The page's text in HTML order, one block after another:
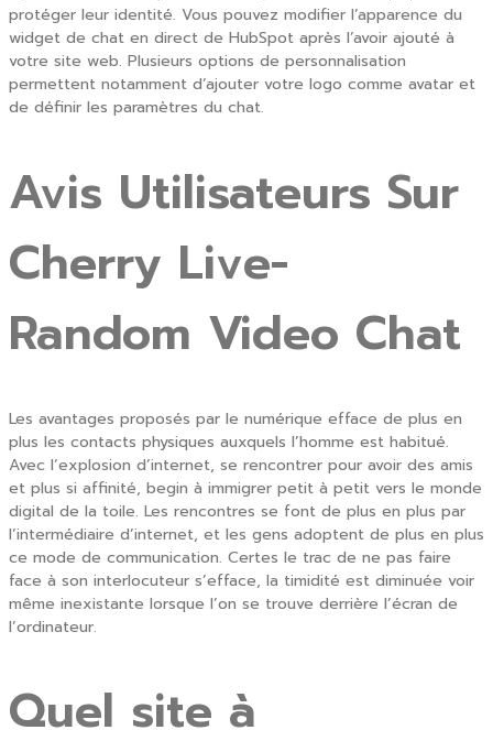
protéger leur identité. Vous pouvez modifier l’apparence du
widget de chat en direct de HubSpot après l’avoir ajouté à
votre site web. Plusieurs options de personnalisation
permettent notamment d’ajouter votre logo comme avatar et
de définir les paramètres du chat.
Avis Utilisateurs Sur
Cherry Live-
Random Video Chat
Les avantages proposés par le numérique efface de plus en
plus les contacts physiques auxquels l’homme est habitué.
Avec l’explosion d’internet, se rencontrer pour avoir des amis
et plus si affinité, begin à immigrer petit à petit vers le monde
digital de la toile. Les rencontres se font de plus en plus par
l’intermédiaire d’internet, et les gens adoptent de plus en plus
ce mode de communication. Certes le trac de ne pas faire
face à son interlocuteur s’efface, la timidité est diminuée voir
même inexistante lorsque l’on se trouve derrière l’écran de
l’ordinateur.
Quel site à